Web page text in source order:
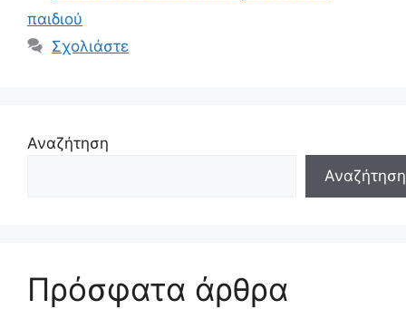
παιδιού
Σχολιάστε
Αναζήτηση
Αναζήτηση
Πρόσφατα άρθρα